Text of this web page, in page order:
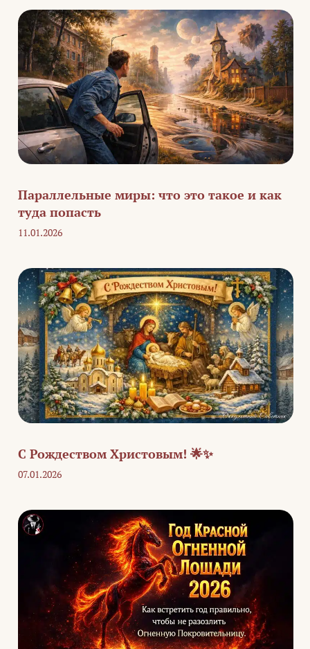
Параллельные миры: что это такое и как
туда попасть
11.01.2026
С Рождеством Христовым! 🌟✨
07.01.2026